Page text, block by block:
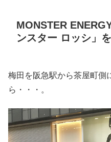
MONSTER
ンスター ロッシ」
梅田を阪急駅から茶屋町側
ら・・・。